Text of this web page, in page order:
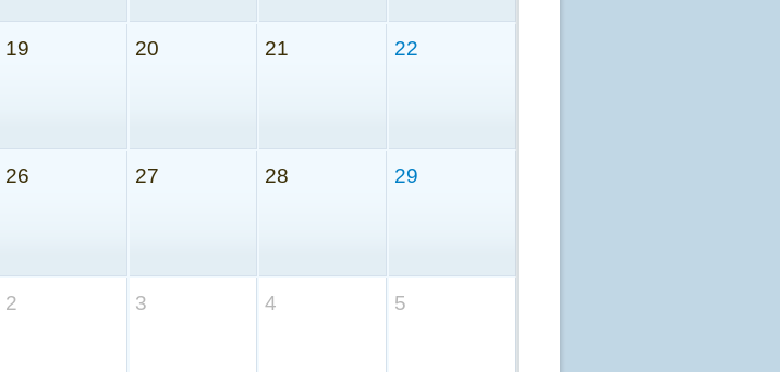
19 20 21 22
26 27 28 29
2 3 4 5